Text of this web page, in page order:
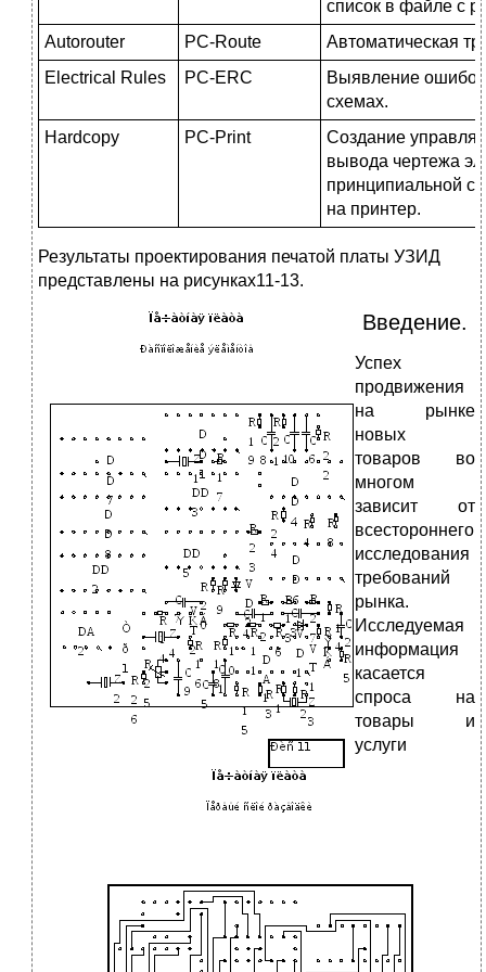
список в файле с
Autorouter
PC-Route
Автоматическая
Electrical Rules
PC-ERC
Выявление
схемах.
Hardcopy
PC-Print
Создание
вывода чертежа
принципиальной
на принтер.
Результаты проектирования печатой платы УЗИД
представлены на рисунках11-13.
Введение.
Успех
продвижения
на рынке
новых
товаров во
многом
зависит от
всестороннего
исследования
требований
рынка.
Исследуемая
информация
касается
спроса на
товары и
услуги